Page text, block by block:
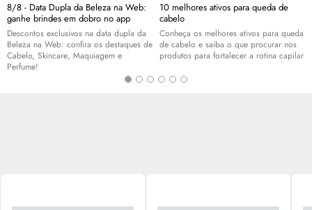
8/8 - Data Dupla da Beleza na Web:
ganhe brindes em dobro no app
Descontos exclusivos na data dupla da
Beleza na Web: confira os destaques de
Cabelo, Skincare, Maquiagem e
Perfume!
10 melhores ativos para queda de
cabelo
Conheça os melhores ativos para queda
de cabelo e saiba o que procurar nos
produtos para fortalecer a rotina capilar